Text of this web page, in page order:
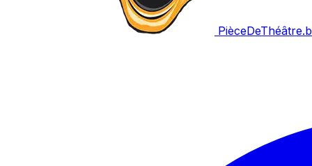
PièceDeThéâtre